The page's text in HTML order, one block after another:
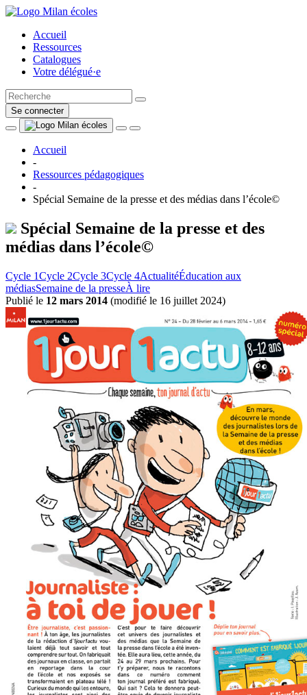
Accueil
Ressources
Catalogues
Votre délégué·e
Se connecter
Accueil
-
Ressources pédagogiques
-
Spécial Semaine de la presse et des médias dans l’école©
Spécial Semaine de la presse et des
médias dans l’école©
Cycle 1Cycle 2Cycle 3Cycle 4ActualitéÉducation aux
médiasSemaine de la presseÀ lire
Publié le 12 mars 2014 (modifié le 16 juillet 2024)